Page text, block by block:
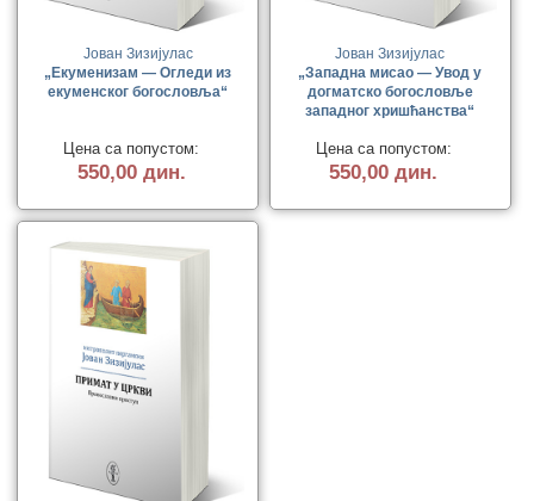
Јован Зизијулас
„Екуменизам — Огледи из
екуменског богословља“
Цена са попустом:
550,00 дин.
Јован Зизијулас
„Западна мисао — Увод у
догматско богословље
западног хришћанства“
Цена са попустом:
550,00 дин.